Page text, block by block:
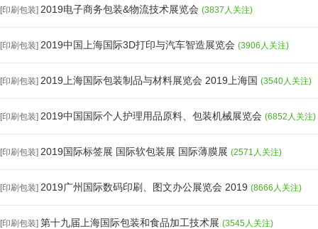
[印刷包装] 2019电子商务包装&物流技术展览会 (3837人关注)
[印刷包装] 2019中国上海国际3D打印与汽车智造展览会 (3906人关注)
[印刷包装] 2019上海国际包装制品与材料展览会 2019上海国 (3540人关注)
[印刷包装] 2019中国国际个人护理用品原料、包装机械展览会 (6852人关注)
[印刷包装] 2019国际标签展 国际软包装展 国际薄膜展 (2571人关注)
[印刷包装] 2019广州国际数码印刷、图文办公展览会 2019 (8666人关注)
[印刷包装] 第十九届上海国际包装和食品加工技术展 (3545人关注)